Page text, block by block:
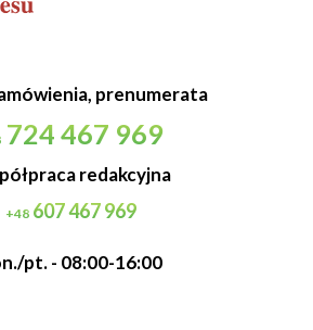
prenumerata
724 467 969
redakcyjna
+48607 467 969
pt. - 08:00-16:00